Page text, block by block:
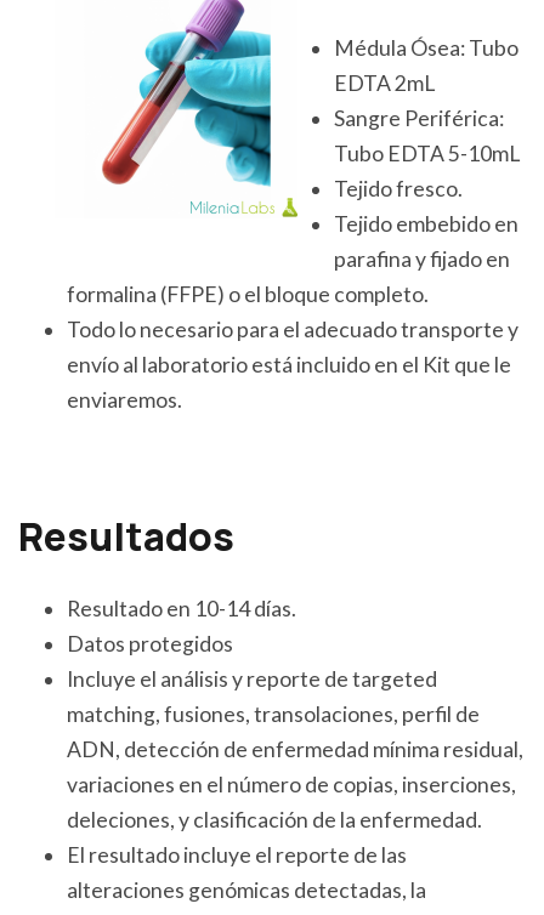
Médula Ósea: Tubo
EDTA 2mL
Sangre Periférica:
Tubo EDTA 5-10mL
Tejido fresco.
Tejido embebido en
parafina y fijado en
formalina (FFPE) o el bloque completo.
Todo lo necesario para el adecuado transporte y
envío al laboratorio está incluido en el Kit que le
enviaremos.
Resultados
Resultado en 10-14 días.
Datos protegidos
Incluye el análisis y reporte de targeted
matching, fusiones, transolaciones, perfil de
ADN, detección de enfermedad mínima residual,
variaciones en el número de copias, inserciones,
deleciones, y clasificación de la enfermedad.
El resultado incluye el reporte de las
alteraciones genómicas detectadas, la